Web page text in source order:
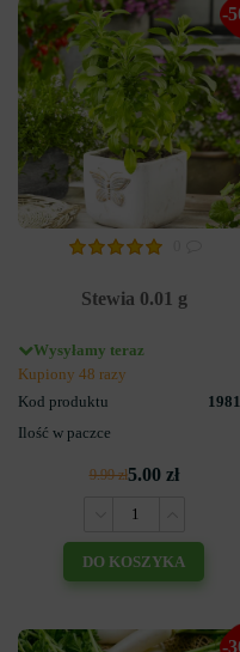
-
Stewia 0.01 g
Wysyłamy teraz
Kupiony 48 razy
Kod produktu
Ilość w paczce
9.99 zł5.00 zł
DO KOSZYKA
-